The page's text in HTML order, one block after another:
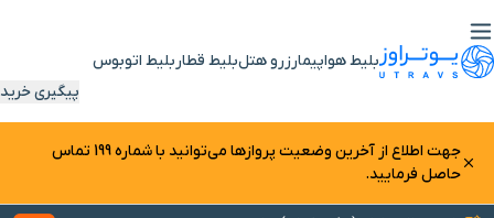
بلیط هواپیمارزرو هتلبلیط قطار بلیط اتوبوس
پیگیری خرید
جهت اطلاع از آخرین وضعیت پرواز‌ها می‌توانید با شماره 199 تماس
حاصل فرمایید.